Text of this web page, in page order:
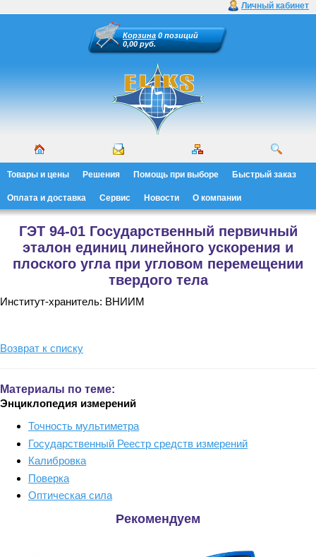
Личный кабинет
Корзина 0 позиций
0,00 руб.
Товары и цены Решения Помощь при выборе Быстрый заказ
Оплата и доставка Сервис Новости О компании
ГЭТ 94-01 Государственный первичный
эталон единиц линейного ускорения и
плоского угла при угловом перемещении
твердого тела
Институт-хранитель: ВНИИМ
Возврат к списку
Материалы по теме:
Энциклопедия измерений
Точность мультиметра
Государственный Реестр средств измерений
Калибровка
Поверка
Оптическая сила
Рекомендуем